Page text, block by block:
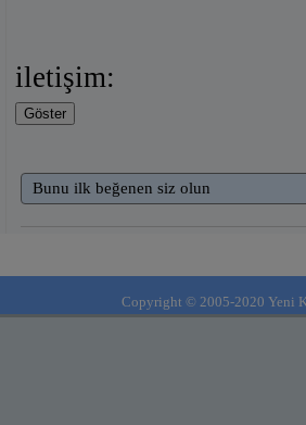
iletişim:
Bunu ilk beğenen siz olun
Copyright © 2005-2020 Yeni